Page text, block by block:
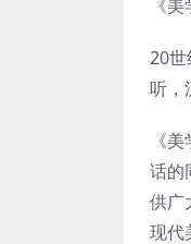
《
20
听，
《
话的
供广
现代